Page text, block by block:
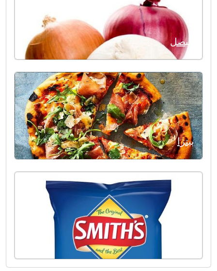
البصل
بيتزا